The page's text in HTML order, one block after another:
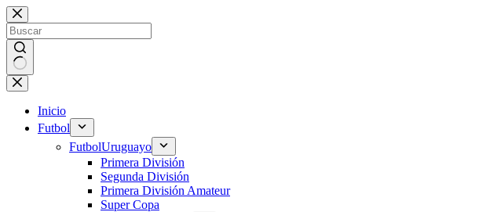
Saltar
al
contenido
Sin
resultados
Inicio
Futbol
FutbolUruguayo
Primera División
Segunda División
Primera División Amateur
Super Copa